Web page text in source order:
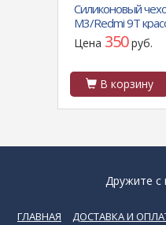
Силиконовый
M3/Redmi 9T
силиконовый
Цена 350руб.
В корзину
Дружите с
ГЛАВНАЯ ДОСТАВКА И